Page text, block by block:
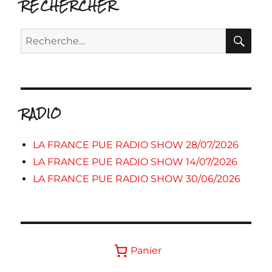
RECHERCHER
Recherche
pour :
RADIO
LA FRANCE PUE RADIO SHOW 28/07/2026
LA FRANCE PUE RADIO SHOW 14/07/2026
LA FRANCE PUE RADIO SHOW 30/06/2026
Panier